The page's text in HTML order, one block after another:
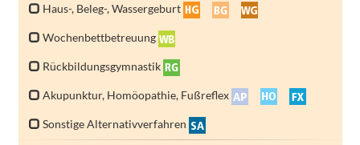
Haus-, Beleg-, Wassergeburt
Wochenbettbetreuung
Rückbildungsgymnastik
Akupunktur, Homöopathie, Fußreflex
Sonstige Alternativverfahren